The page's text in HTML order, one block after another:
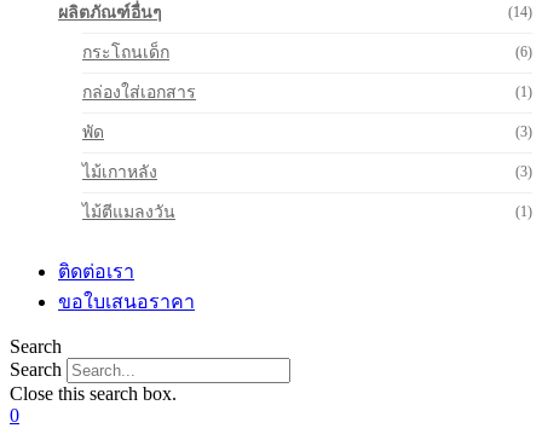
ผลิตภัณฑ์อื่นๆ (14)
กระโถนเด็ก (6)
กล่องใส่เอกสาร (1)
พัด (3)
ไม้เกาหลัง (3)
ไม้ตีแมลงวัน (1)
ติดต่อเรา
ขอใบเสนอราคา
Search
Search
Close this search box.
0